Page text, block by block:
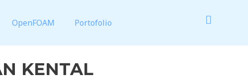
OpenFOAM Portofolio
KENTAL